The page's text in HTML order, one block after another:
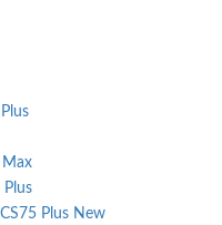
Max
Plus
Plus New